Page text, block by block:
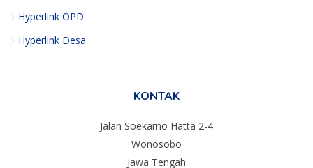
Hyperlink OPD
Hyperlink Desa
KONTAK
Jalan Soekarno Hatta 2-4
Wonosobo
Jawa Tengah